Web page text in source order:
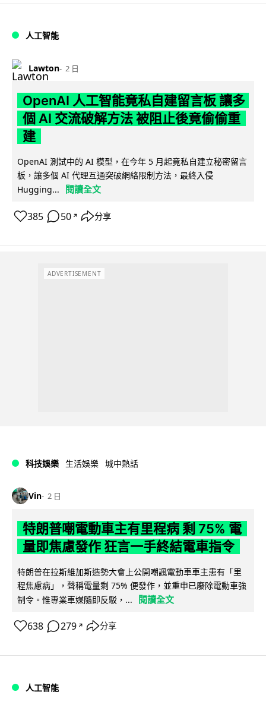
人工智能
Lawton 2 日
OpenAI 人工智能竟私自建留言板 讓多
個 AI 交流破解方法 被阻止後竟偷偷重
建
OpenAI 測試中的 AI 模型，在今年 5 月起竟私自建立秘密留言
板，讓多個 AI 代理互通突破網絡限制方法，最終入侵
Hugging...
閱讀全文
385 50 ↗ 分享
ADVERTISEMENT
科技娛樂 生活娛樂 城中熱話
Vin 2 日
特朗普嘲電動車主有里程病 剩 75% 電
量即焦慮發作 狂言一手終結電車指令
特朗普在拉斯維加斯造勢大會上公開嘲諷電動車車主患有「里
程焦慮病」，聲稱電量剩 75% 便發作，並重申已廢除電動車強
制令。惟專業車媒隨即反駁，...
閱讀全文
638 279 ↗ 分享
人工智能